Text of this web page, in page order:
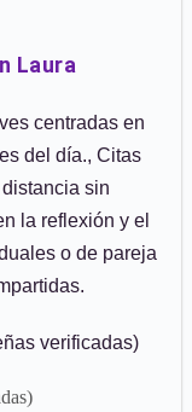
Laura
centradas en
del día., Citas
sin
la reflexión y el
o de pareja
verificadas)